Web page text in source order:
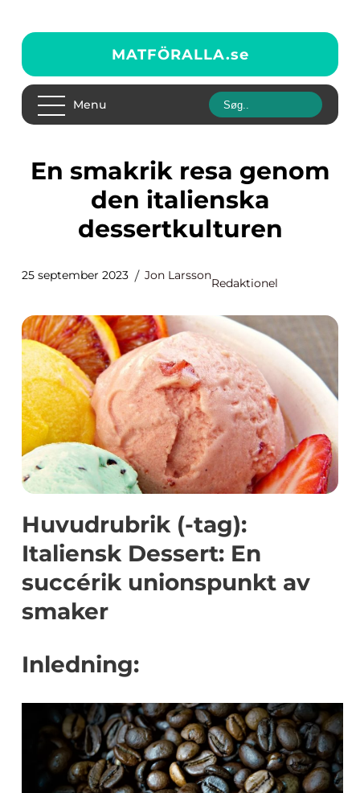
MATFÖRALLA.se
Menu
En smakrik resa genom
den italienska
dessertkulturen
25 september 2023 Jon Larsson
Redaktionel
Huvudrubrik (-tag):
Italiensk Dessert: En
succérik unionspunkt av
smaker
Inledning: